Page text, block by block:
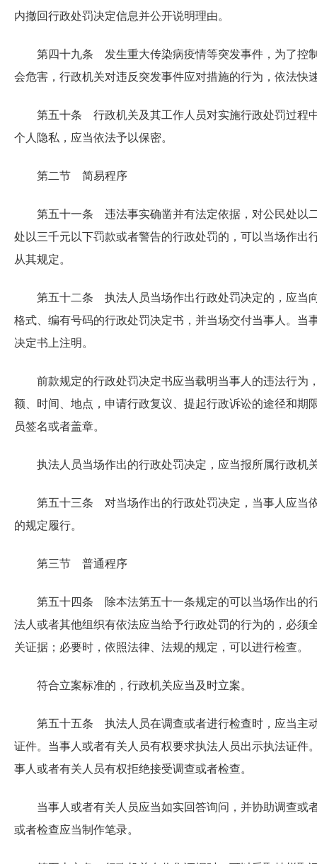
内撤回行政处罚决定信息并公开说明理由。
第四十九条 发生重大传染病疫情等突发事件，为了控
会危害，行政机关对违反突发事件应对措施的行为，依法快
第五十条 行政机关及其工作人员对实施行政处罚过程
个人隐私，应当依法予以保密。
第二节 简易程序
第五十一条 违法事实确凿并有法定依据，对公民处以
处以三千元以下罚款或者警告的行政处罚的，可以当场作出
从其规定。
第五十二条 执法人员当场作出行政处罚决定的，应当
格式、编有号码的行政处罚决定书，并当场交付当事人。当
决定书上注明。
前款规定的行政处罚决定书应当载明当事人的违法行为
额、时间、地点，申请行政复议、提起行政诉讼的途径和期
员签名或者盖章。
执法人员当场作出的行政处罚决定，应当报所属行政机
第五十三条 对当场作出的行政处罚决定，当事人应当
的规定履行。
第三节 普通程序
第五十四条 除本法第五十一条规定的可以当场作出的
法人或者其他组织有依法应当给予行政处罚的行为的，必须
关证据；必要时，依照法律、法规的规定，可以进行检查。
符合立案标准的，行政机关应当及时立案。
第五十五条 执法人员在调查或者进行检查时，应当主
证件。当事人或者有关人员有权要求执法人员出示执法证件
事人或者有关人员有权拒绝接受调查或者检查。
当事人或者有关人员应当如实回答询问，并协助调查或
或者检查应当制作笔录。